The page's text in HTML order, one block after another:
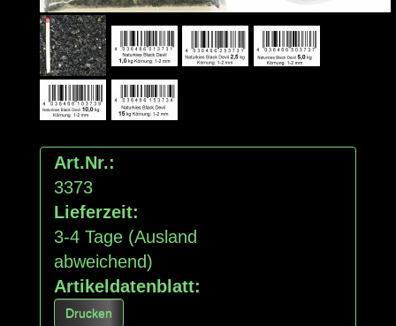
Art.Nr.:
3373
Lieferzeit:
3-4 Tage (Ausland
abweichend)
Artikeldatenblatt:
Drucken